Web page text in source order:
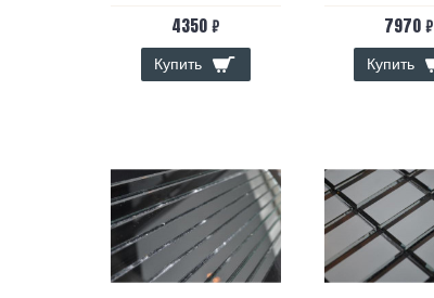
4350 ₽
Купить
7970 ₽
Купить